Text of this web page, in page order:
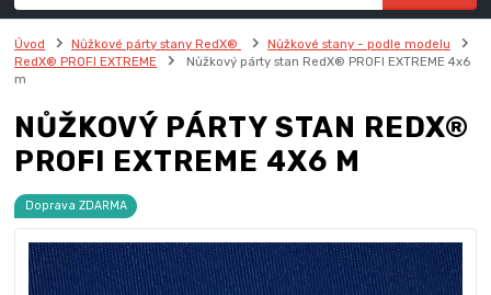
Úvod Nůžkové párty stany RedX®
Nůžkové stany - podle modelu
RedX® PROFI EXTREME
Nůžkový párty stan RedX® PROFI EXTREME 4x6
m
NŮŽKOVÝ PÁRTY STAN REDX®
PROFI EXTREME 4X6 M
Doprava ZDARMA